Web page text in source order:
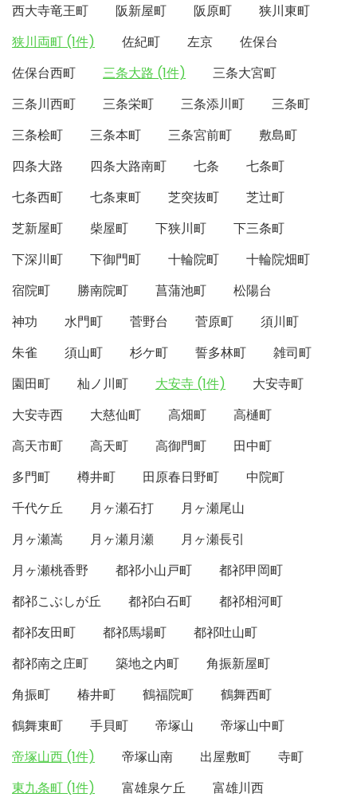
西大寺竜王町
阪新屋町 阪原町
狭川東町
狭川両町 (1件)
佐紀町 左京
佐保台
佐保台西町
三条大路 (1件)
三条大宮町
三条川西町
三条栄町 三条添川町
三条町
三条桧町
三条本町 三条宮前町
敷島町
四条大路
四条大路南町 七条
七条町
七条西町
七条東町 芝突抜町
芝辻町
芝新屋町
柴屋町 下狭川町
下三条町
下深川町
下御門町 十輪院町
十輪院畑町
宿院町
勝南院町 菖蒲池町
松陽台
神功
水門町 菅野台 菅原町
須川町
朱雀
須山町 杉ケ町 誓多林町
雑司町
園田町
杣ノ川町 大安寺 (1件)
大安寺町
大安寺西
大慈仙町 高畑町
高樋町
高天市町
高天町 高御門町
田中町
多門町
樽井町 田原春日野町
中院町
千代ケ丘
月ヶ瀬石打
月ヶ瀬尾山
月ヶ瀬嵩
月ヶ瀬月瀬
月ヶ瀬長引
月ヶ瀬桃香野
都祁小山戸町
都祁甲岡町
都祁こぶしが丘
都祁白石町
都祁相河町
都祁友田町
都祁馬場町
都祁吐山町
都祁南之庄町
築地之内町
角振新屋町
角振町
椿井町 鶴福院町
鶴舞西町
鶴舞東町
手貝町 帝塚山
帝塚山中町
帝塚山西 (1件)
帝塚山南 出屋敷町
寺町
東九条町 (1件)
富雄泉ケ丘
富雄川西